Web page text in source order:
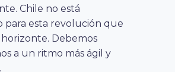
Chile no está
para esta revolución que
Debemos
a un ritmo más ágil y